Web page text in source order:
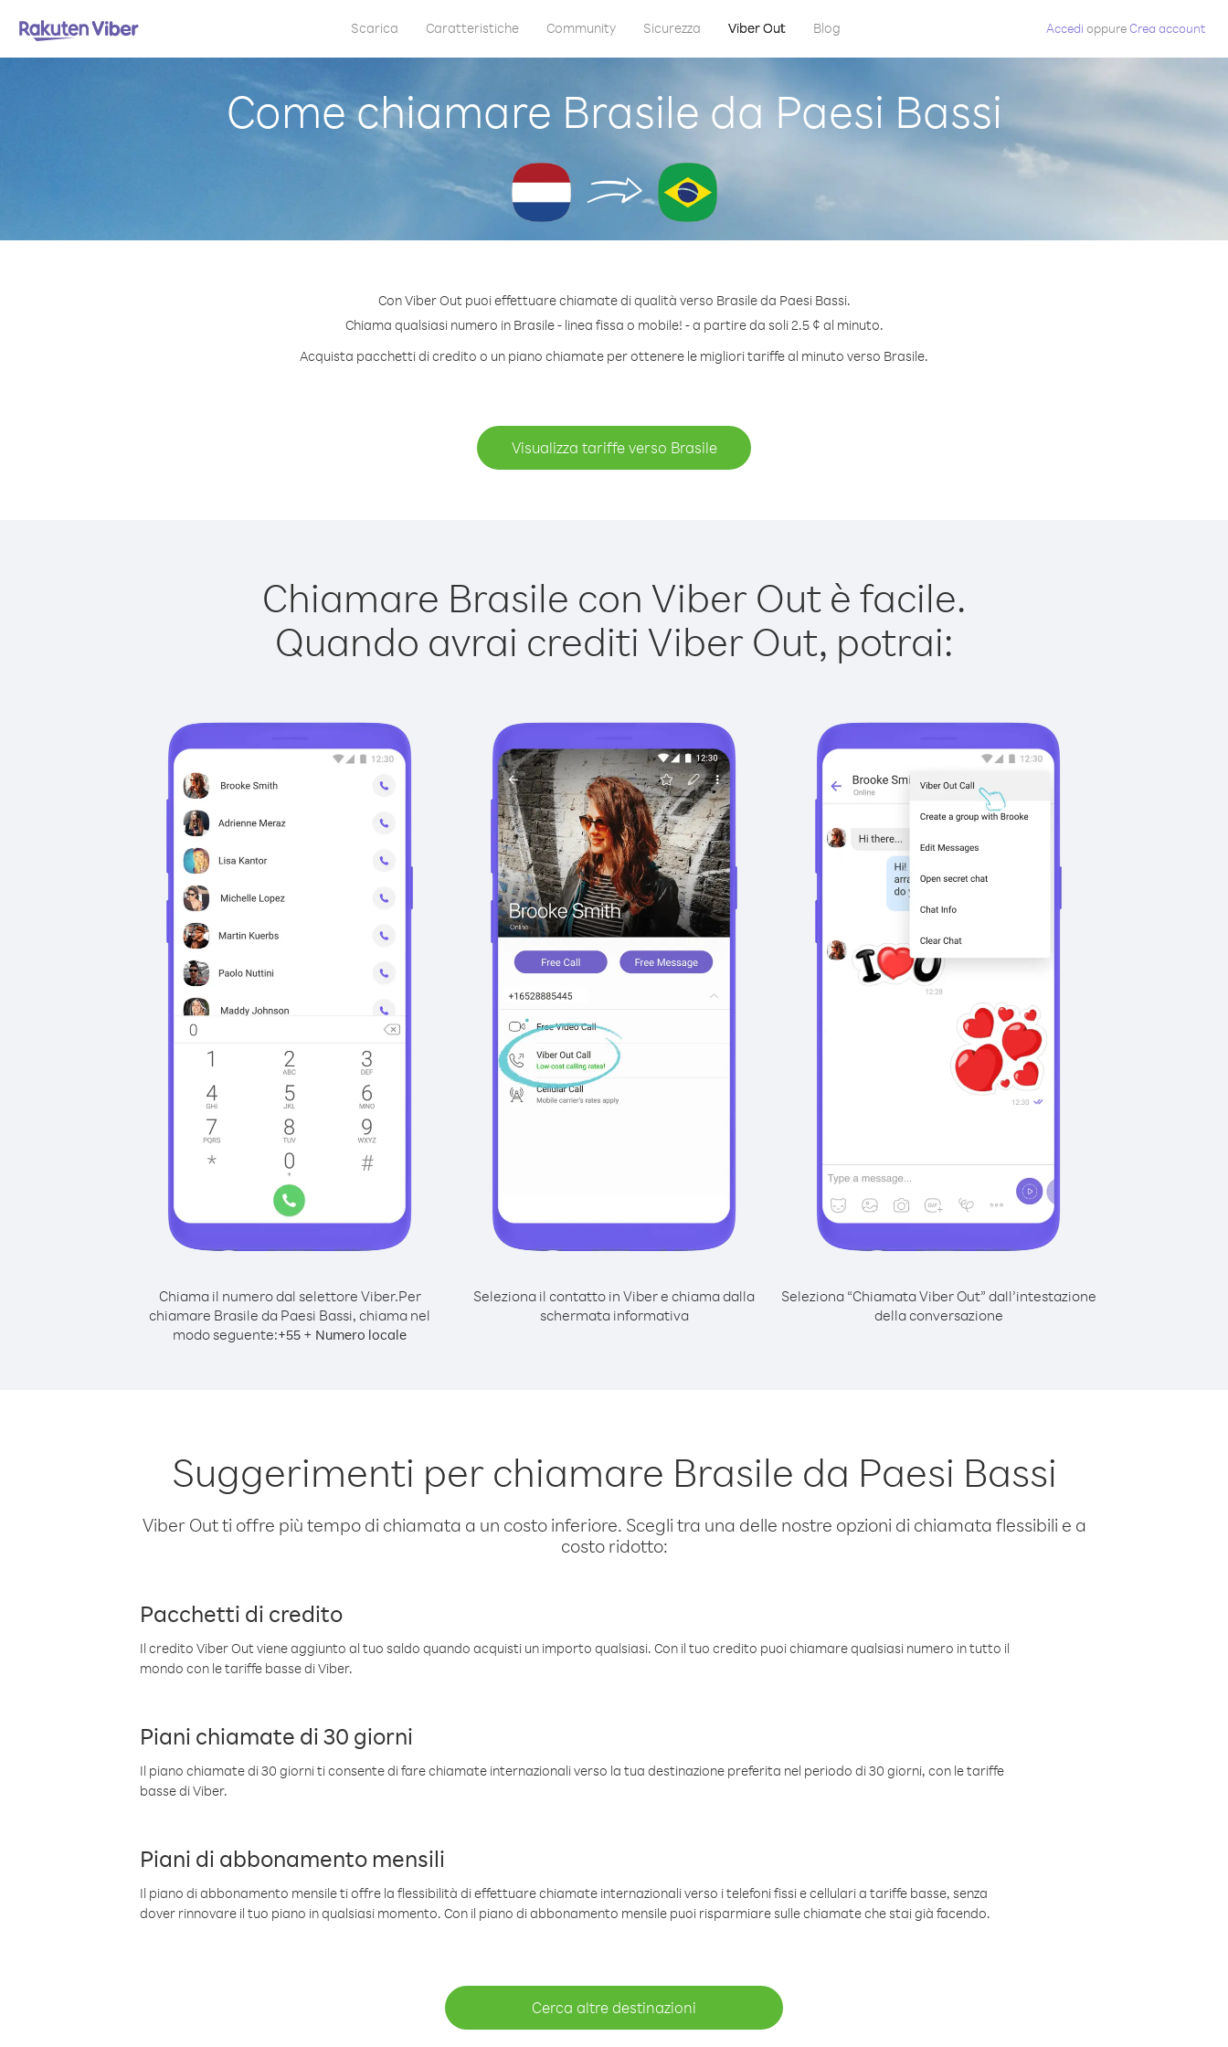
Scarica Caratteristiche Community Sicurezza Viber Out Blog Accedi oppureCrea account
Come chiamare Brasile da Paesi Bassi
Con Viber Out puoi effettuare chiamate di qualità verso Brasile da Paesi Bassi.
Chiama qualsiasi numero in Brasile - linea fissa o mobile! - a partire da soli 2.5 ¢ al minuto.
Acquista pacchetti di credito o un piano chiamate per ottenere le migliori tariffe al minuto verso Brasile.
Visualizza tariffe verso Brasile
Chiamare Brasile con Viber Out è facile.
Quando avrai crediti Viber Out, potrai:
Chiama il numero dal selettore Viber.Per
chiamare Brasile da Paesi Bassi, chiama nel
modo seguente:+55 + Numero locale
Seleziona il contatto in Viber e chiama dalla
schermata informativa
Seleziona “Chiamata Viber Out” dall’intestazione
della conversazione
Suggerimenti per chiamare Brasile da Paesi Bassi
Viber Out ti offre più tempo di chiamata a un costo inferiore. Scegli tra una delle nostre opzioni di chiamata flessibili e a
costo ridotto:
Pacchetti di credito
Il credito Viber Out viene aggiunto al tuo saldo quando acquisti un importo qualsiasi. Con il tuo credito puoi chiamare qualsiasi numero in tutto il
mondo con le tariffe basse di Viber.
Piani chiamate di 30 giorni
Il piano chiamate di 30 giorni ti consente di fare chiamate internazionali verso la tua destinazione preferita nel periodo di 30 giorni, con le tariffe
basse di Viber.
Piani di abbonamento mensili
Il piano di abbonamento mensile ti offre la flessibilità di effettuare chiamate internazionali verso i telefoni fissi e cellulari a tariffe basse, senza
dover rinnovare il tuo piano in qualsiasi momento. Con il piano di abbonamento mensile puoi risparmiare sulle chiamate che stai già facendo.
Cerca altre destinazioni